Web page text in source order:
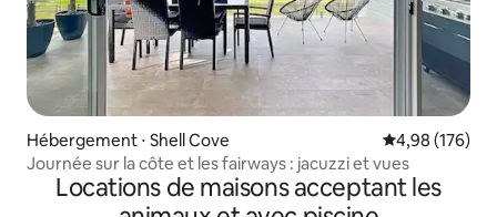
Hébergement ⋅ Shell Cove Évaluation
4,98 (176)
Journée sur la côte et les fairways : jacuzzi et vues
Locations de maisons acceptant les